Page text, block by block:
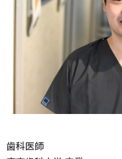
歯科医師